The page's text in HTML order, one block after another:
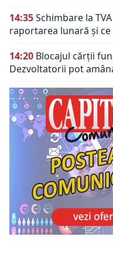
14:35Schimbare la
raportarea lunară și
14:20 Blocajul cărții
Dezvoltatorii pot